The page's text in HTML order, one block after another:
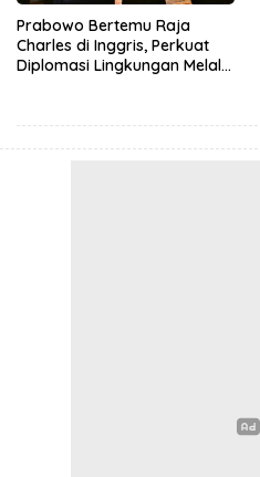
Prabowo Bertemu Raja
Charles di Inggris, Perkuat
Diplomasi Lingkungan Melalui